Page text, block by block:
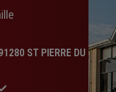
ST PIERRE DU